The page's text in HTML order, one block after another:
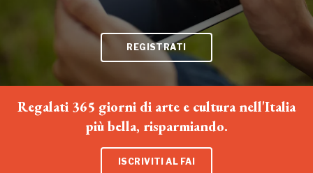
REGISTRATI
Regalati 365 giorni di arte e cultura nell'Italia
più bella, risparmiando.
ISCRIVITI AL FAI